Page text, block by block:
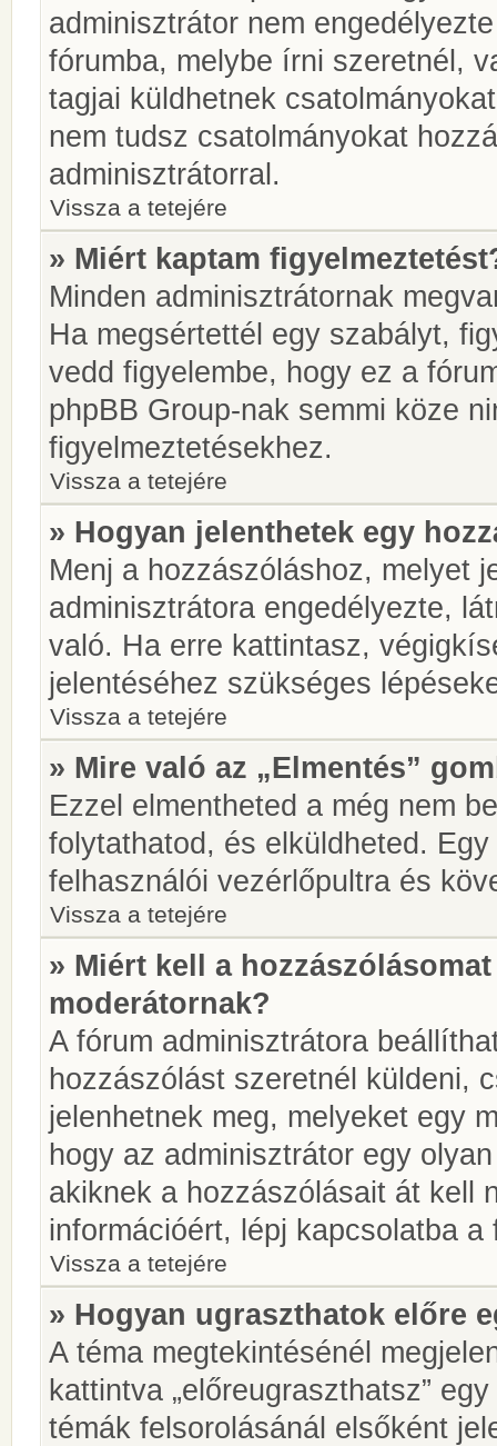
adminisztrátor nem
fórumba, melybe írni szeretnél,
tagjai küldhetnek
nem tudsz csatolmányokat
adminisztrátorral.
Vissza a tetejére
» Miért kaptam
Minden adminisztrátornak
Ha megsértettél egy szabályt,
vedd figyelembe, hogy ez a
phpBB Group-nak semmi köze
figyelmeztetésekhez.
Vissza a tetejére
» Hogyan jelenthetek egy
Menj a hozzászóláshoz, melyet
adminisztrátora engedélyezte,
való. Ha erre kattintasz,
jelentéséhez szükséges
Vissza a tetejére
» Mire való az „Elmentés”
Ezzel elmentheted a még nem
folytathatod, és elküldheted.
felhasználói vezérlőpultra és
Vissza a tetejére
» Miért kell a
moderátornak?
A fórum adminisztrátora
hozzászólást szeretnél küldeni,
jelenhetnek meg, melyeket egy
hogy az adminisztrátor egy
akiknek a hozzászólásait át kell
információért, lépj kapcsolatba
Vissza a tetejére
» Hogyan ugraszthatok előre
A téma megtekintésénél
kattintva „előreugraszthatsz”
témák felsorolásánál elsőként